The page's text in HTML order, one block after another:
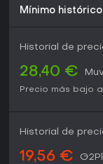
Mínimo histórico
Historial de
28,40 €
Precio más bajo
Historial de
19,56 €